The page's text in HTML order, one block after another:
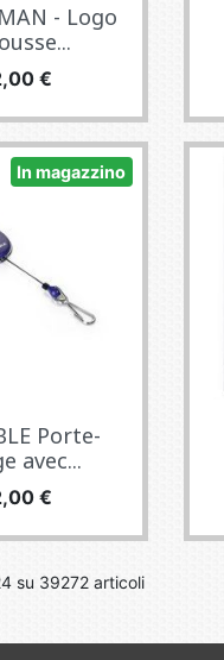
- Logo
€
In magazzino
Porte-
avec...
€
su 39272 articoli